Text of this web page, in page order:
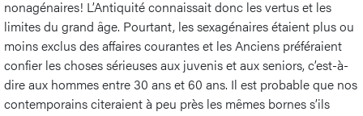
nonagénaires! L’Antiquité connaissait donc les vertus et les
limites du grand âge. Pourtant, les sexagénaires étaient plus ou
moins exclus des affaires courantes et les Anciens préféraient
confier les choses sérieuses aux juvenis et aux seniors, c’est-à-
dire aux hommes entre 30 ans et 60 ans. Il est probable que nos
contemporains citeraient à peu près les mêmes bornes s’ils